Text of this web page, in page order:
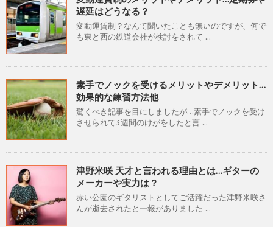
遅延はどうなる？
変動運賃制？なんて聞いたことも無いのですが、何で
も東と西の鉄道会社が検討をされて ...
素手でノックを受けるメリットやデメリット…
効果的な練習方法他
驚くべき記事を目にしましたが…素手でノックを受け
させられて3週間のけがをしたと言 ...
津野米咲 天才と言われる理由とは…ギターの
メーカーや実力は？
赤い公園のギタリストとしてご活躍だった津野米咲さ
んが逝去されたと一報がありました ...